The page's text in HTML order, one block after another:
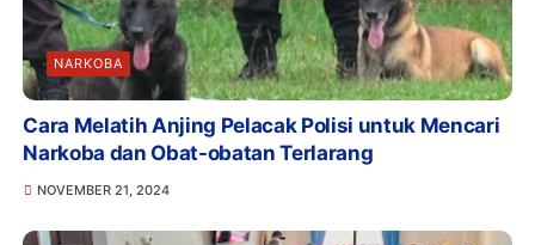
NARKOBA
Cara Melatih Anjing Pelacak Polisi untuk Mencari
Narkoba dan Obat-obatan Terlarang
NOVEMBER 21, 2024